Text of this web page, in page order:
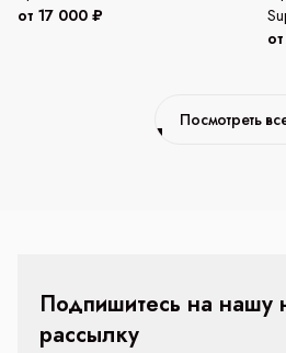
от 17 000 ₽
Посмотреть
Подпишитесь на нашу
рассылку